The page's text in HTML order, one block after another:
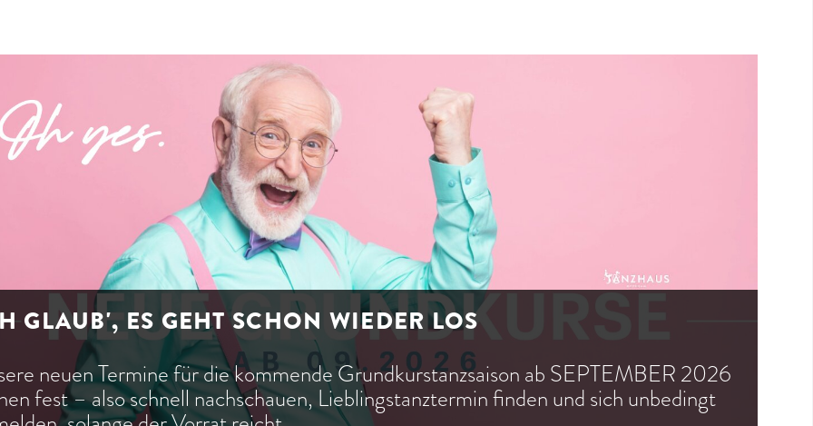
GLAUB', ES GEHT SCHON WIEDER LOS
neuen Termine für die kommende Grundkurstanzsaison ab SEPTEMBER 2026
fest – also schnell nachschauen, Lieblingstanztermin finden und sich unbedingt